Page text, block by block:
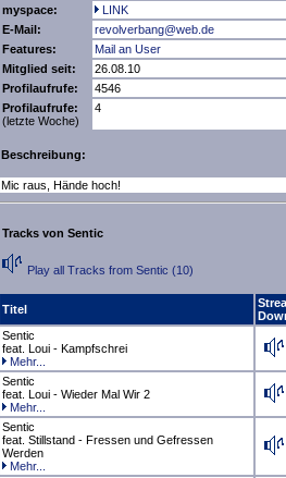
myspace:
LINK
E-Mail:
revolverbang@web.de
Features:
Mail an User
Mitglied seit:
26.08.10
Profilaufrufe:
4546
Profilaufrufe:
(letzte Woche)
4
Beschreibung:
Mic raus, Hände hoch!
Tracks von Sentic
Play all Tracks from Sentic (10)
Titel
Sentic
feat. Loui - Kampfschrei
Mehr...
Sentic
feat. Loui - Wieder Mal Wir 2
Mehr...
Sentic
feat. Stillstand - Fressen und Gefressen
Werden
Mehr...